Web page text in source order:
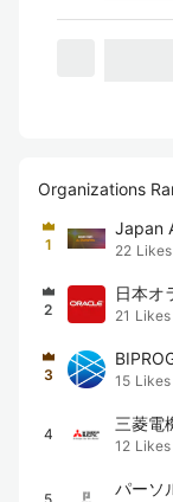
Organizations
1
Japan
22 Likes
2
日本オ
21 Likes
3 15 Likes
4
三菱電
術者コ
12 Likes
パーソ